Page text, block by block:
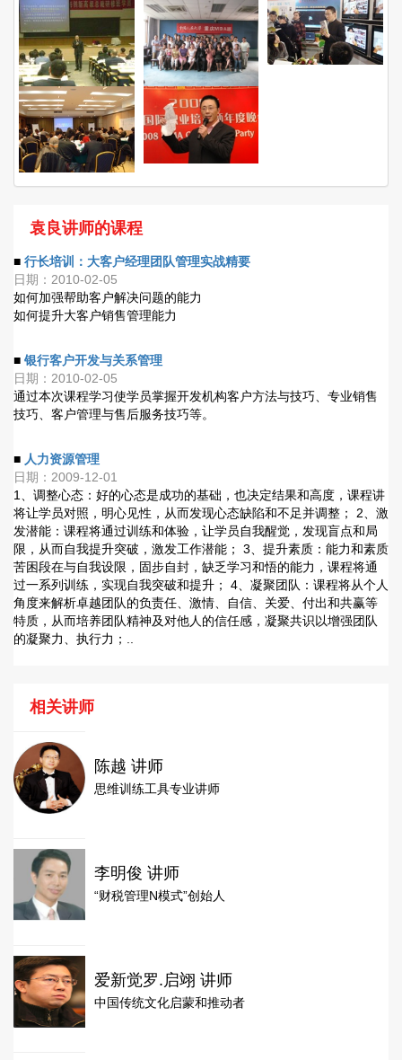
袁良讲师的课程
■ 行长培训：大客户经理团队管理实战精要
日期：2010-02-05
如何加强帮助客户解决问题的能力
如何提升大客户销售管理能力
■ 银行客户开发与关系管理
日期：2010-02-05
通过本次课程学习使学员掌握开发机构客户方法与技巧、专业销售
技巧、客户管理与售后服务技巧等。
■ 人力资源管理
日期：2009-12-01
1、调整心态：好的心态是成功的基础，也决定结果和高度，课程讲
将让学员对照，明心见性，从而发现心态缺陷和不足并调整； 2、激
发潜能：课程将通过训练和体验，让学员自我醒觉，发现盲点和局
限，从而自我提升突破，激发工作潜能； 3、提升素质：能力和素质
苦困段在与自我设限，固步自封，缺乏学习和悟的能力，课程将通
过一系列训练，实现自我突破和提升； 4、凝聚团队：课程将从个人
角度来解析卓越团队的负责任、激情、自信、关爱、付出和共赢等
特质，从而培养团队精神及对他人的信任感，凝聚共识以增强团队
的凝聚力、执行力；..
相关讲师
陈越 讲师
思维训练工具专业讲师
李明俊 讲师
“财税管理N模式”创始人
爱新觉罗.启翊 讲师
中国传统文化启蒙和推动者